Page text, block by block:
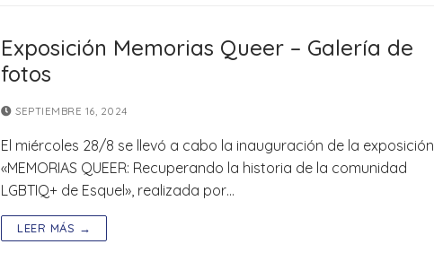
Exposición Memorias Queer – Galería de
fotos
SEPTIEMBRE 16, 2024
El miércoles 28/8 se llevó a cabo la inauguración de la exposición
«MEMORIAS QUEER: Recuperando la historia de la comunidad
LGBTIQ+ de Esquel», realizada por…
LEER MÁS →